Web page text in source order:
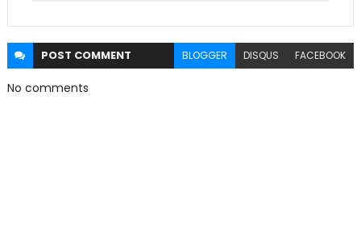
POST COMMENT BLOGGER DISQUS FACEBOOK
No comments